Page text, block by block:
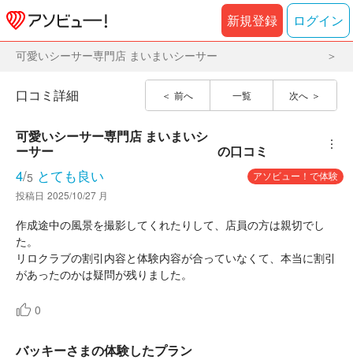
新規登録 ログイン
可愛いシーサー専門店 まいまいシーサー
前へ 一覧 次へ
口コミ詳細
可愛いシーサー専門店 まいまいシ
ーサー
の口コミ ︙
4/5 とても良い
アソビュー！で体験
投稿日 2025/10/27 月
作成途中の風景を撮影してくれたりして、店員の方は親切でし
た。
リロクラブの割引内容と体験内容が合っていなくて、本当に割引
があったのかは疑問が残りました。
0
バッキーさまの体験したプラン